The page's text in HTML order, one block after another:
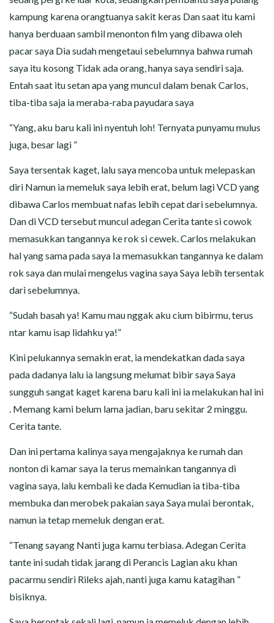
kampung karena orangtuanya sakit keras Dan saat itu kami
hanya berduaan sambil menonton film yang dibawa oleh
pacar saya Dia sudah mengetaui sebelumnya bahwa rumah
saya itu kosong Tidak ada orang, hanya saya sendiri saja.
Entah saat itu setan apa yang muncul dalam benak Carlos,
tiba-tiba saja ia meraba-raba payudara saya
“Yang, aku baru kali ini nyentuh loh! Ternyata punyamu mulus
juga, besar lagi ”
Saya tersentak kaget, lalu saya mencoba untuk melepaskan
diri Namun ia memeluk saya lebih erat, belum lagi VCD yang
dibawa Carlos membuat nafas lebih cepat dari sebelumnya.
Dan di VCD tersebut muncul adegan Cerita tante si cowok
memasukkan tangannya ke rok si cewek. Carlos melakukan
hal yang sama pada saya Ia memasukkan tangannya ke dalam
rok saya dan mulai mengelus vagina saya Saya lebih tersentak
dari sebelumnya.
“Sudah basah ya! Kamu mau nggak aku cium bibirmu, terus
ntar kamu isap lidahku ya!”
Kini pelukannya semakin erat, ia mendekatkan dada saya
pada dadanya lalu ia langsung melumat bibir saya Saya
sungguh sangat kaget karena baru kali ini ia melakukan hal ini
. Memang kami belum lama jadian, baru sekitar 2 minggu.
Cerita tante.
Dan ini pertama kalinya saya mengajaknya ke rumah dan
nonton di kamar saya Ia terus memainkan tangannya di
vagina saya, lalu kembali ke dada Kemudian ia tiba-tiba
membuka dan merobek pakaian saya Saya mulai berontak,
namun ia tetap memeluk dengan erat.
“Tenang sayang Nanti juga kamu terbiasa. Adegan Cerita
tante ini sudah tidak jarang di Perancis Lagian aku khan
pacarmu sendiri Rileks ajah, nanti juga kamu katagihan ”
bisiknya.